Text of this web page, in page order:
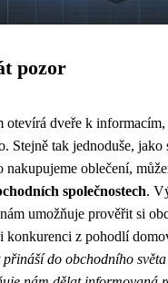
pozor
otevírá dveře k
Stejně tak jednoduše, jako
nakupujeme oblečení,
společnostech.
umožňuje prověřit si
konkurenci z pohodlí
přináší do obchodního